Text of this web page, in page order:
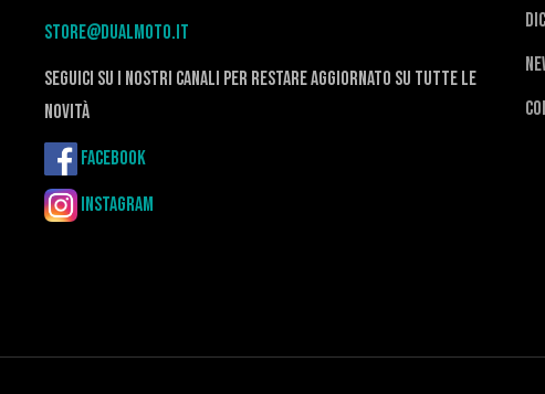
store@dualmoto.it
seguici su i nostri canali per restare aggiornato su tutte le
novità
Facebook
Instagram